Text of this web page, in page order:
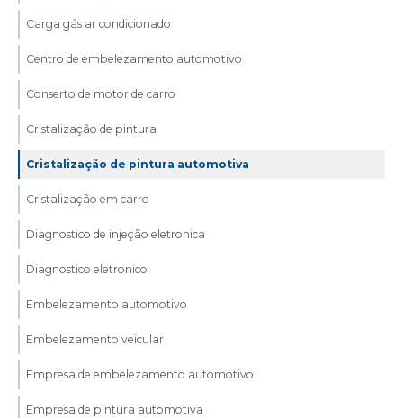
Carga gás ar condicionado
Centro de embelezamento automotivo
Conserto de motor de carro
Cristalização de pintura
Cristalização de pintura automotiva
Cristalização em carro
Diagnostico de injeção eletronica
Diagnostico eletronico
Embelezamento automotivo
Embelezamento veicular
Empresa de embelezamento automotivo
Empresa de pintura automotiva